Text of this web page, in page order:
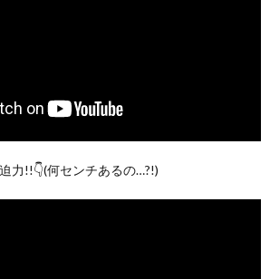
力!!👇(何センチあるの…?!)